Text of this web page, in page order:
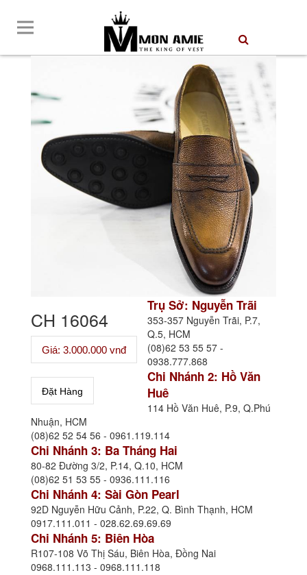
CH 16064
Giá: 3.000.000 vnđ
Trụ Sở: Nguyễn Trãi
353-357 Nguyễn Trãi, P.7,
Q.5, HCM
(08)62 53 55 57 -
0938.777.868
Chi Nhánh 2: Hồ Văn
Huê
114 Hồ Văn Huê, P.9, Q.Phú
Nhuận, HCM
(08)62 52 54 56 - 0961.119.114
Chi Nhánh 3: Ba Tháng Hai
80-82 Đường 3/2, P.14, Q.10, HCM
(08)62 51 53 55 - 0936.111.116
Chi Nhánh 4: Sài Gòn Pearl
92D Nguyễn Hữu Cảnh, P.22, Q. Bình Thạnh, HCM
0917.111.011 - 028.62.69.69.69
Chi Nhánh 5: Biên Hòa
R107-108 Võ Thị Sáu, Biên Hòa, Đồng Nai
0968.111.113 - 0968.111.118